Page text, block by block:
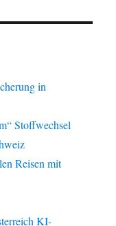
in
Stoffwechsel
Reisen mit
KI-